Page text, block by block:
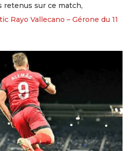
retenus sur ce match,
Rayo Vallecano – Gérone du 11